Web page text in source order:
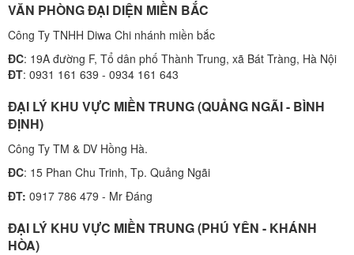
VĂN PHÒNG ĐẠI DIỆN MIỀN BẮC
Công Ty TNHH Diwa Chi nhánh miền bắc
ĐC: 19A đường F, Tổ dân phố Thành Trung, xã Bát Tràng, Hà Nội
ĐT: 0931 161 639 - 0934 161 643
ĐẠI LÝ KHU VỰC MIỀN TRUNG (QUẢNG NGÃI - BÌNH
ĐỊNH)
Công Ty TM & DV Hồng Hà.
ĐC: 15 Phan Chu Trinh, Tp. Quảng Ngãi
ĐT: 0917 786 479 - Mr Đáng
ĐẠI LÝ KHU VỰC MIỀN TRUNG (PHÚ YÊN - KHÁNH
HÒA)